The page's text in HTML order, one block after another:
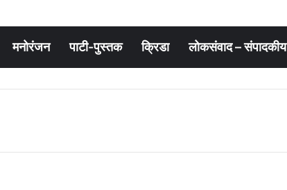
मनोरंजन पाटी-पुस्तक क्रिडा लोकसंवाद – संपादकीय